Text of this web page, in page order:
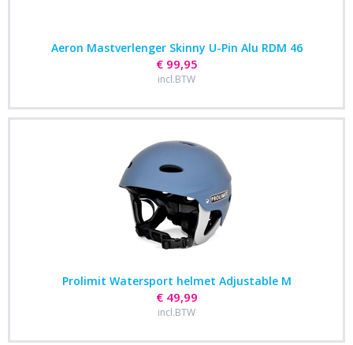
Aeron Mastverlenger Skinny U-Pin Alu RDM 46
€ 99,95
incl.BTW
Prolimit Watersport helmet Adjustable M
€ 49,99
incl.BTW